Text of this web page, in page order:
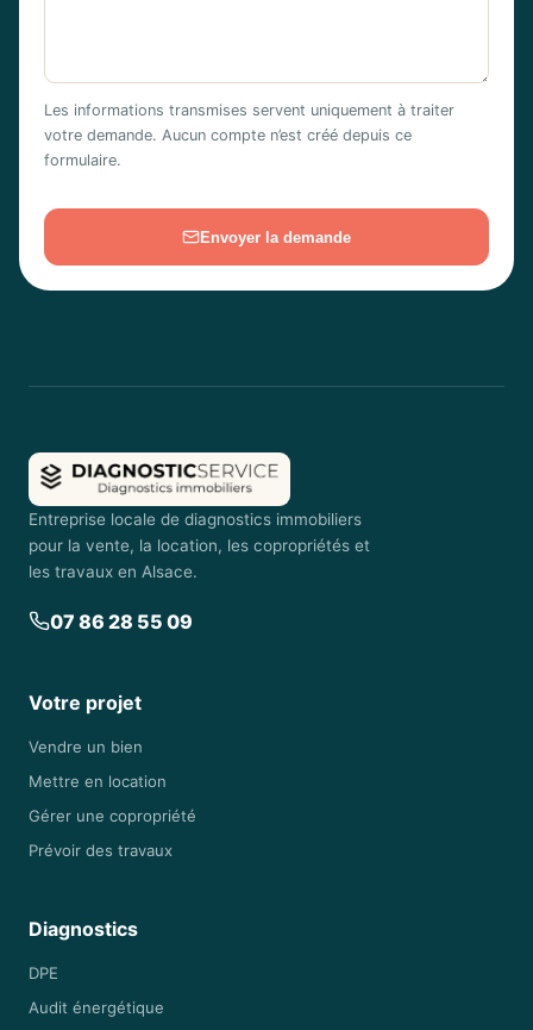
Les informations transmises servent uniquement à traiter
votre demande. Aucun compte n’est créé depuis ce
formulaire.
Envoyer la demande
Entreprise locale de diagnostics immobiliers
pour la vente, la location, les copropriétés et
les travaux en Alsace.
07 86 28 55 09
Votre projet
Vendre un bien
Mettre en location
Gérer une copropriété
Prévoir des travaux
Diagnostics
DPE
Audit énergétique